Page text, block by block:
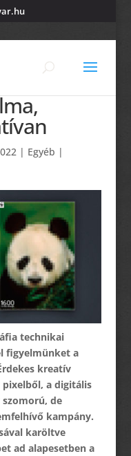
| Egyéb |
technikai
figyelmünket a
kreatív
pixelből, a digitális
szomorú, de
kampány.
karöltve
ad alapesetben a